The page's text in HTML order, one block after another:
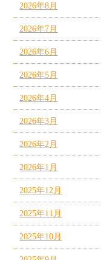
2026年8月
2026年7月
2026年6月
2026年5月
2026年4月
2026年3月
2026年2月
2026年1月
2025年12月
2025年11月
2025年10月